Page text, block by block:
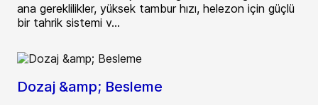
ana gereklilikler, yüksek tambur hızı, helezon için güçlü
bir tahrik sistemi v...
Dozaj &amp; Besleme